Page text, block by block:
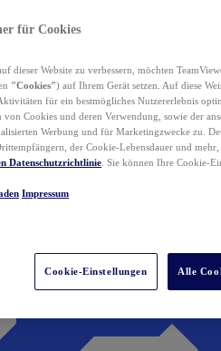
für Cookies
dieser Website zu verbessern, möchten
"Cookies") auf Ihrem Gerät setzen. Auf diese
für ein bestmögliches Nutzererlebnis
von Cookies und deren Verwendung, sowie der
Werbung und für Marketingzwecke zu.
der Cookie-Lebensdauer und
Datenschutzrichtlinie . Sie können Ihre Cookie-
Impressum
Cookie-Einstellungen Alle